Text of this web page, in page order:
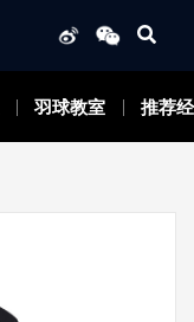
羽球教室 推荐